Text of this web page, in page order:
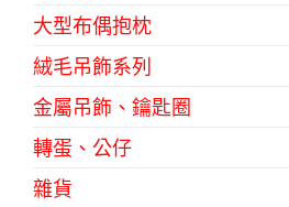
大型布偶抱枕
絨毛吊飾系列
金屬吊飾、鑰匙圈
轉蛋、公仔
雜貨